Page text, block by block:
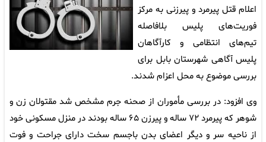
اعلام قتل پیرمرد و پیرزنی به مرکز
فوریت‌های پلیس بلافاصله
تیم‌های انتظامی و کارآگاهان
پلیس آگاهی شهرستان بابل برای
بررسی موضوع به محل اعزام شدند.
وی افزود: در بررسی مأموران از صحنه جرم مشخص شد مقتولان زن و
شوهر که پیرمرد ۷۲ ساله و پیرزن ۶۵ ساله بودند در منزل مسکونی خود
از ناحیه سر و دیگر اعضای بدن باجسم سخت دارای جراحت و فوت